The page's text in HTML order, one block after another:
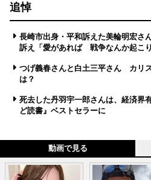
追悼
長崎市出身・平和訴えた美輪明宏
訴え「愛があれば 戦争なんか起こり
つげ義春さんと白土三平さん カリ
は？
死去した丹羽宇一郎さんは、経済
ど読書』ベストセラーに
動画で見る